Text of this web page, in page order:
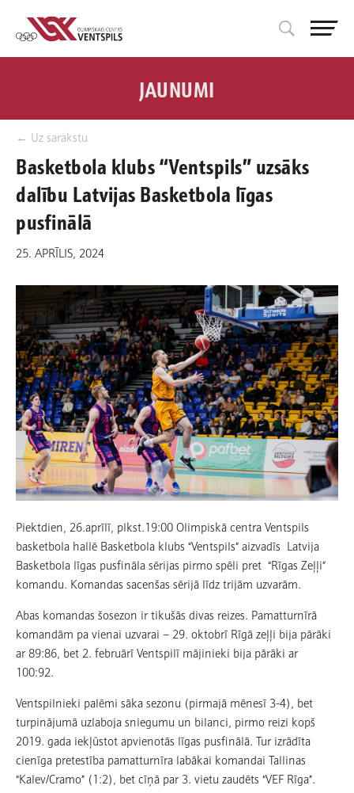
← Uz sarakstu
JAUNUMI
Basketbola klubs “Ventspils” uzsāks
dalību Latvijas Basketbola līgas
pusfinālā
25. APRĪLIS, 2024
Piektdien, 26.aprīlī, plkst.19:00 Olimpiskā centra Ventspils
basketbola hallē Basketbola klubs “Ventspils” aizvadīs Latvija
Basketbola līgas pusfināla sērijas pirmo spēli pret “Rīgas Zeļļi”
komandu. Komandas sacenšas sērijā līdz trijām uzvarām.
Abas komandas šosezon ir tikušās divas reizes. Pamatturnīrā
komandām pa vienai uzvarai – 29. oktobrī Rīgā zeļļi bija pārāki
ar 89:86, bet 2. februārī Ventspilī mājinieki bija pārāki ar
100:92.
Ventspilnieki palēmi sāka sezonu (pirmajā mēnesī 3-4), bet
turpinājumā uzlaboja sniegumu un bilanci, pirmo reizi kopš
2019. gada iekļūstot apvienotās līgas pusfinālā. Tur izrādīta
cienīga pretestība pamatturnīra labākai komandai Tallinas
“Kalev/Cramo” (1:2), bet cīņā par 3. vietu zaudēts “VEF Rīga”.